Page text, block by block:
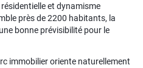
et dynamisme
près de 2200 habitants, la
bonne prévisibilité pour le
immobilier oriente naturellement